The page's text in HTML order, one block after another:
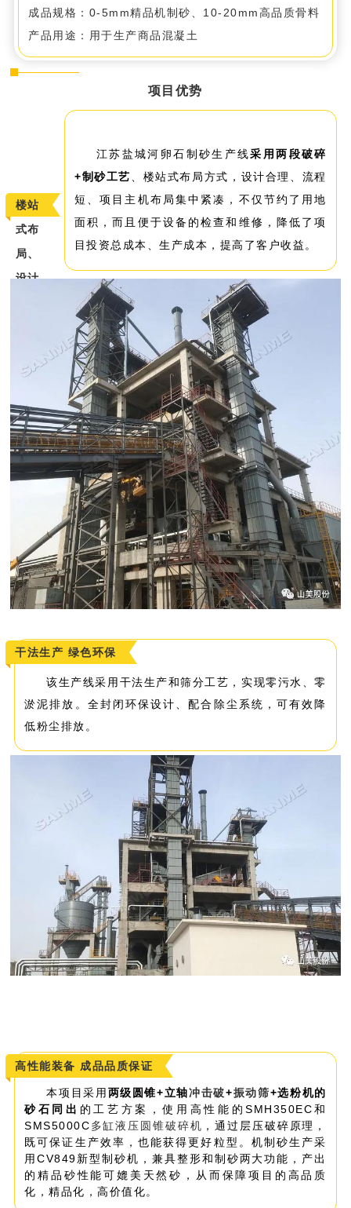
成品规格：0-5mm精品机制砂、10-20mm高品质骨料
产品用途：用于生产商品混凝土
项目优势
楼站
式布
局、
设计
少、
快
江苏盐城河卵石制砂生产线采用两段破碎
+制砂工艺
、楼站式布局方式，设计合理、流程
短、项目主机布局集中紧凑，不仅节约了用地
面积，而且便于设备的检查和维修，降低了项
目投资总成本、生产成本，提高了客户收益。
干法生产 绿色环保
该生产线采用干法生产和筛分工艺，实现零污水、零
淤泥排放。全封闭环保设计、配合除尘系统，可有效降
低粉尘排放。
高性能装备 成品品质保证
本项目采用 两级圆锥+立轴冲击破+振动筛+选粉机的
砂石同出 的工艺方案
，使用高性能的SMH350EC和
SMS5000C多缸液压圆锥破碎机 ，通过层压破碎原理，
既可保证生产效率，也能获得更好粒型。机制砂生产采
用CV849新型制砂机，兼具整形和制砂两大功能，产出
的精品砂性能可媲美天然砂，从而保障项目的高品质
化，精品化，高价值化。